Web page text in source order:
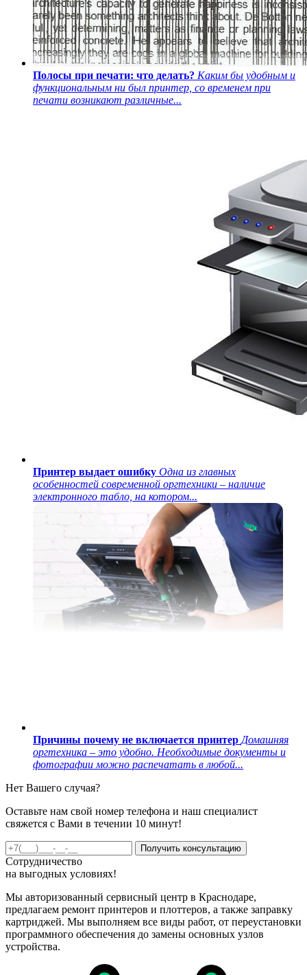
Полосы при печати: что делать? Каким бы удобным и
функциональным ни был принтер, со временем при
печати возникают различные...
Принтер выдает ошибку Одна из главных
особенностей современной оргтехники – наличие
электронного табло, на котором...
Причины почему не включается принтер Домашняя
оргтехника – это удобно. Необходимые документы и
фотографии можно распечатать в любой...
Нет Вашего случая?
Оставьте нам свой номер телефона и наш специалист
свяжется с Вами в течении 10 минут!
Получить консультацию
Сотрудничество
на выгодных условиях!
Мы авторизованный сервисный центр в Краснодаре,
предлагаем ремонт принтеров и плоттеров, а также заправку
картриджей. Мы выполняем все виды работ, от переустановки
программного обеспечения до замены основных узлов
устройства.